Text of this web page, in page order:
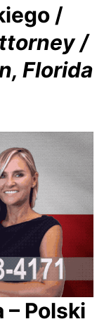
/
/
Florida
– Polski